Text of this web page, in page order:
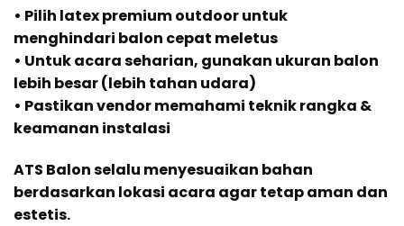
• Pilih latex premium outdoor untuk
menghindari balon cepat meletus
• Untuk acara seharian, gunakan ukuran balon
lebih besar (lebih tahan udara)
• Pastikan vendor memahami teknik rangka &
keamanan instalasi
ATS Balon selalu menyesuaikan bahan
berdasarkan lokasi acara agar tetap aman dan
estetis.